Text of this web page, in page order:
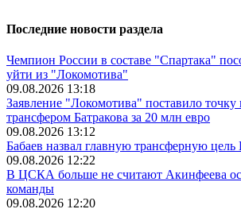
Последние новости раздела
Чемпион России в составе "Спартака"
уйти из "Локомотива"
09.08.2026 13:18
Заявление "Локомотива" поставило точку
трансфером Батракова за 20 млн евро
09.08.2026 13:12
Бабаев назвал главную трансферную
09.08.2026 12:22
В ЦСКА больше не считают Акинфеева
команды
09.08.2026 12:20